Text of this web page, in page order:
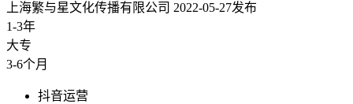
上海繁与星文化传播有限公司 2022-05-27发布
1-3年
大专
3-6个月
抖音运营